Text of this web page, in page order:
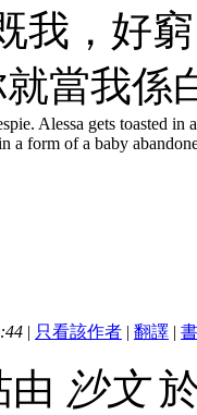
我，好
當我係
Alessa gets toasted in
a form of a baby
| 只看該作者 | 翻譯 |
由 沙文